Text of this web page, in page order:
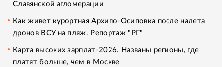
Славянской агломерации
Как живет курортная Архипо-Осиповка после налета
дронов ВСУ на пляж. Репортаж "РГ"
Карта высоких зарплат-2026. Названы регионы, где
платят больше, чем в Москве